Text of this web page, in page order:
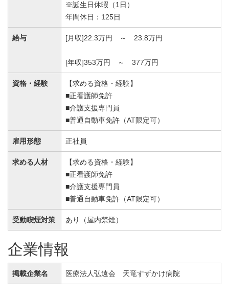
※誕生日休暇（1日）
年間休日：125日
給与 [月収]22.3万円 ～ 23.8万円
[年収]353万円 ～ 377万円
資格・経験
【求める資格・経験】
■正看護師免許
■介護支援専門員
■普通自動車免許（AT限定可）
雇用形態 正社員
求める人材
【求める資格・経験】
■正看護師免許
■介護支援専門員
■普通自動車免許（AT限定可）
受動喫煙対策 あり（屋内禁煙）
企業情報
掲載企業名 医療法人弘遠会 天竜すずかけ病院